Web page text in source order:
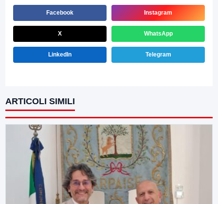
Facebook Instagram
X WhatsApp
LinkedIn Telegram
ARTICOLI SIMILI